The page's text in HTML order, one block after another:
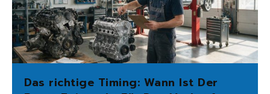
Das richtige Timing: Wann Ist Der